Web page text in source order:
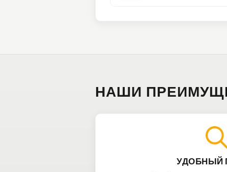
НАШИ
УДОБНЫЙ